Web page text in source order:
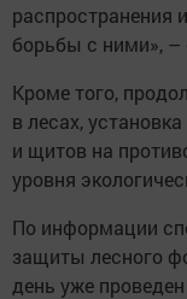
распространения
борьбы с ними», –
Кроме того,
в лесах,
и щитов на
уровня
По информации
защиты лесного
день уже